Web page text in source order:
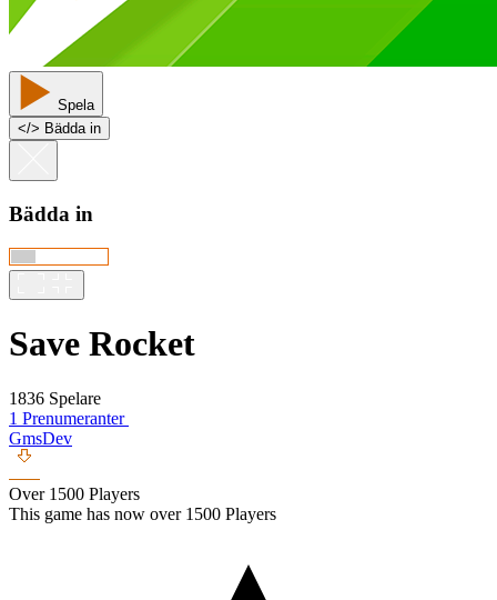
Spela
</> Bädda in
Bädda in
Save Rocket
1836 Spelare
1 Prenumeranter
GmsDev
Over 1500 Players
This game has now over 1500 Players